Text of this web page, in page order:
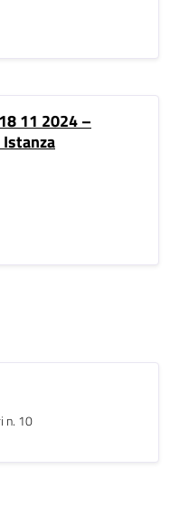
11 2024 –
n. 10